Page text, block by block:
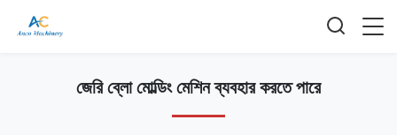
জেরি ব্লো মোল্ডিং মেশিন ব্যবহার করতে পারে